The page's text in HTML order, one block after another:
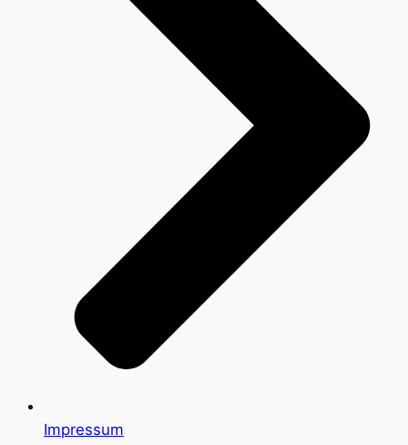
Impressum